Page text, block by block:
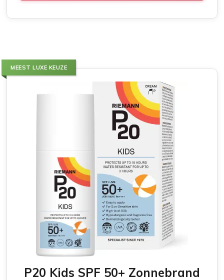
MEEST LUXE KEUZE
P20 Kids SPF 50+ Zonnebrand